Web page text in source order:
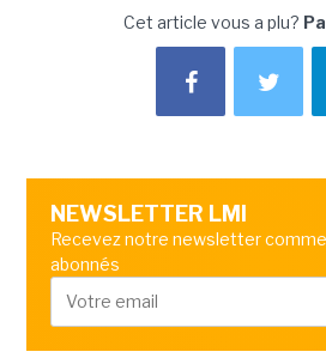
Cet article vous a plu?
NEWSLETTER LMI
Recevez notre newsletter
abonnés